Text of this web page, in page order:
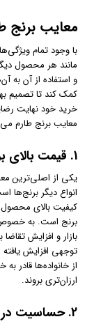
معایب برنج
با وجود تمام
مانند هر محصول
و استفاده از آن به
کمک کند تا تصمیم
خرید خود نهایت
معایب برنج طارم
1. قیمت بالای
یکی از اصلی‌ترین
انواع دیگر برنج‌ها
کیفیت بالای
برنج است. به خصوص
بازار و افزایش
توجهی افزایش
از خانواده‌ها قادر
ارزان‌تری بروند.
2. حساسیت در